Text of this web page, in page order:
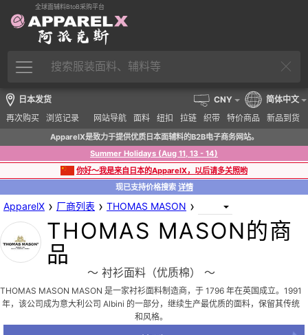
全球面辅料BtoB采购平台
日本发货
再次购买
浏览记录 网站导航 面料 纽扣 拉链 织带 特价商品 新品到货
CNY 简体中文
ApparelX是致力于提供优质日本面辅料的B2B电子商务网站。
Summer Holidays (Aug 11, 13 - 14)
你好～我是来自日本的ApparelX，以后请多关照哟
现已支持价格搜索 详情
ApparelX › 厂商列表 › THOMAS MASON ›
THOMAS MASON的商
品
〜 衬衫面料（优质棉） 〜
THOMAS MASON MASON 是一家衬衫面料制造商，于 1796 年在英国成立。1991
年，该公司成为意大利公司 Albini 的一部分，继续生产最优质的面料，保留其传统
和风格。